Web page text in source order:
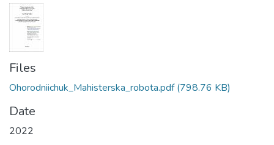
Files
Ohorodniichuk_Mahisterska_robota.pdf(798.76 KB)
Date
2022